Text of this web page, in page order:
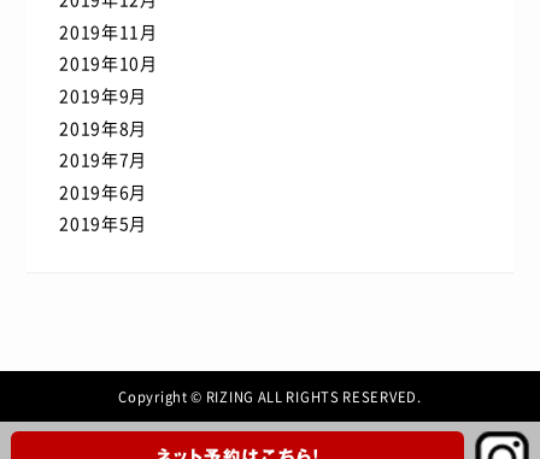
2019年11月
2019年10月
2019年9月
2019年8月
2019年7月
2019年6月
2019年5月
Copyright © RIZING ALL RIGHTS RESERVED.